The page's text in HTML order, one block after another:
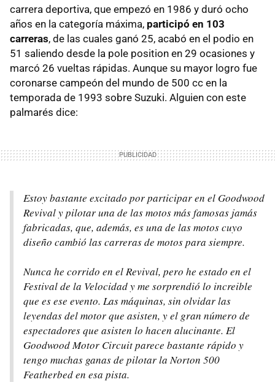
carrera deportiva, que empezó en 1986 y duró ocho
años en la categoría máxima, participó en 103
carreras, de las cuales ganó 25, acabó en el podio en
51 saliendo desde la pole position en 29 ocasiones y
marcó 26 vueltas rápidas. Aunque su mayor logro fue
coronarse campeón del mundo de 500 cc en la
temporada de 1993 sobre Suzuki. Alguien con este
palmarés dice:
Estoy bastante excitado por participar en el Goodwood
Revival y pilotar una de las motos más famosas jamás
fabricadas, que, además, es una de las motos cuyo
diseño cambió las carreras de motos para siempre.
Nunca he corrido en el Revival, pero he estado en el
Festival de la Velocidad y me sorprendió lo increible
que es ese evento. Las máquinas, sin olvidar las
leyendas del motor que asisten, y el gran número de
espectadores que asisten lo hacen alucinante. El
Goodwood Motor Circuit parece bastante rápido y
tengo muchas ganas de pilotar la Norton 500
Featherbed en esa pista.